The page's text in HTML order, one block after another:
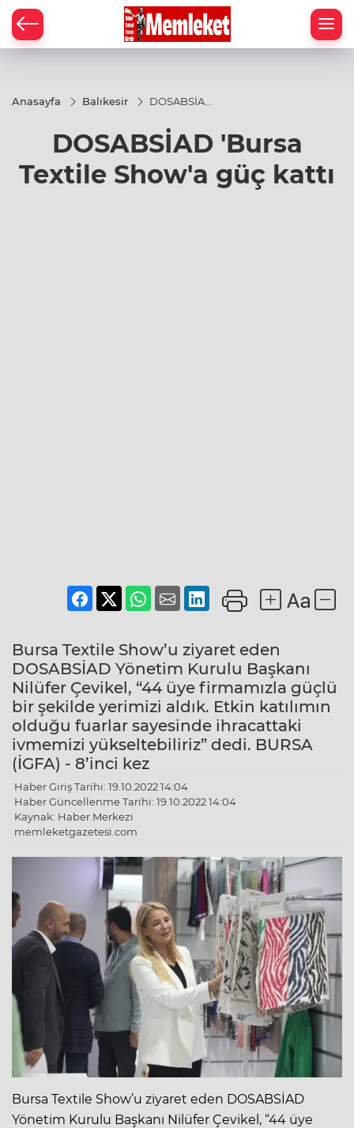
Anasayfa Balıkesir
DOSABSİAD
Textile
Show'a güç
kattı
DOSABSİAD 'Bursa
Textile Show'a güç kattı
Bursa Textile Show’u ziyaret eden
DOSABSİAD Yönetim Kurulu Başkanı
Nilüfer Çevikel, “44 üye firmamızla güçlü
bir şekilde yerimizi aldık. Etkin katılımın
olduğu fuarlar sayesinde ihracattaki
ivmemizi yükseltebiliriz” dedi. BURSA
(İGFA) - 8’inci kez
Haber Giriş Tarihi: 19.10.2022 14:04
Haber Güncellenme Tarihi: 19.10.2022 14:04
Kaynak: Haber Merkezi
memleketgazetesi.com
Bursa Textile Show’u ziyaret eden DOSABSİAD
Yönetim Kurulu Başkanı Nilüfer Çevikel, “44 üye